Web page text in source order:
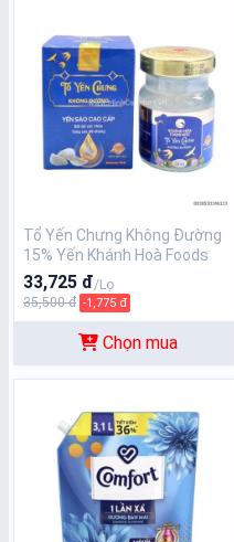
Tổ Yến Chưng Không Đường
15% Yến Khánh Hoà Foods
Nest 70ML
33,725 đ/Lọ
35,500 đ -1,775 đ
Chọn mua